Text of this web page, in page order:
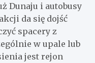
Dunaju i autobusy
da się dojść
spacery z
w upale lub
jest rejon